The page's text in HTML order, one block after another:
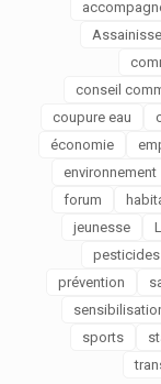
conseil
coupure eau
économie
environnement
forum
jeunesse
pesticides
prévention
sports